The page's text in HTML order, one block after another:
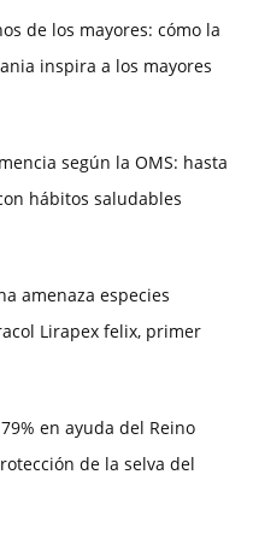
de los mayores: cómo la
inspira a los mayores
según la OMS: hasta
hábitos saludables
amenaza especies
Lirapex felix, primer
en ayuda del Reino
de la selva del